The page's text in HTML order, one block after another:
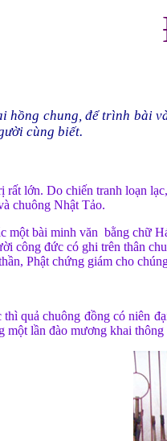
hồng chung, để trình bài
cùng biết.
lớn. Do chiến tranh loạn
chuông Nhật Tảo.
một bài minh văn bằng chữ
công đức có ghi trên thân
Phật chứng giám cho
quả chuông đồng có niên
lần đào mương khai